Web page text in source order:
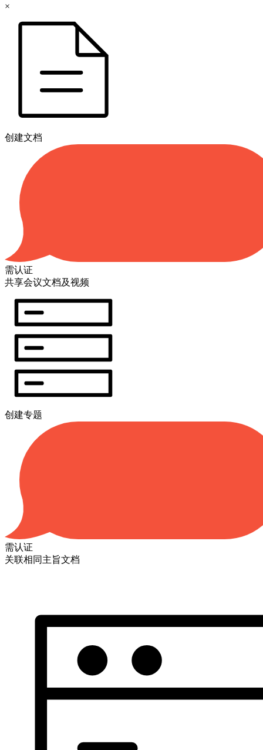
×
创建文档
需认证
共享会议文档及视频
创建专题
需认证
关联相同主旨文档